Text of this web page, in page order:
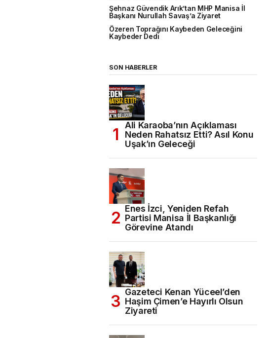
Şehnaz Güvendik Arık’tan MHP Manisa İl
Başkanı Nurullah Savaş’a Ziyaret
Özeren Toprağını Kaybeden Geleceğini
Kaybeder Dedi
SON HABERLER
Ali Karaoba’nın Açıklaması
Neden Rahatsız Etti? Asıl Konu
Uşak’ın Geleceği
Enes İzci, Yeniden Refah
Partisi Manisa İl Başkanlığı
Görevine Atandı
Gazeteci Kenan Yüceel’den
Haşim Çimen’e Hayırlı Olsun
Ziyareti